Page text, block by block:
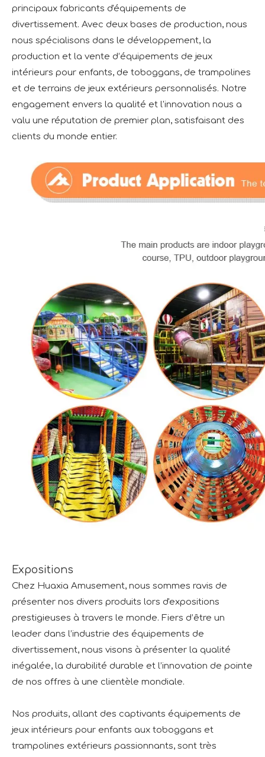
principaux fabricants d'équipements de
divertissement. Avec deux bases de production, nous
nous spécialisons dans le développement, la
production et la vente d’équipements de jeux
intérieurs pour enfants, de toboggans, de trampolines
et de terrains de jeux extérieurs personnalisés. Notre
engagement envers la qualité et l'innovation nous a
valu une réputation de premier plan, satisfaisant des
clients du monde entier.
Expositions
Chez Huaxia Amusement, nous sommes ravis de
présenter nos divers produits lors d'expositions
prestigieuses à travers le monde. Fiers d’être un
leader dans l’industrie des équipements de
divertissement, nous visons à présenter la qualité
inégalée, la durabilité durable et l’innovation de pointe
de nos offres à une clientèle mondiale.
Nos produits, allant des captivants équipements de
jeux intérieurs pour enfants aux toboggans et
trampolines extérieurs passionnants, sont très